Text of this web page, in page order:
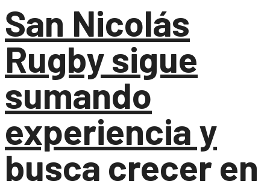
San Nicolás
Rugby sigue
sumando
experiencia y
busca crecer en